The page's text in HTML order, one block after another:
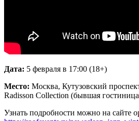
Дата: 5 февраля в 17:00 (18+)
Место: Москва, Кутузовский
Radisson Collection (бывшая
Узнать подробности можно на сайте